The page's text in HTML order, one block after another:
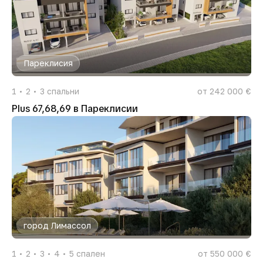
Пареклисия
1 2 3 спальни от 242 000 €
Plus 67,68,69 в Пареклисии
город Лимассол
1 2 3 4 5 спален от 550 000 €